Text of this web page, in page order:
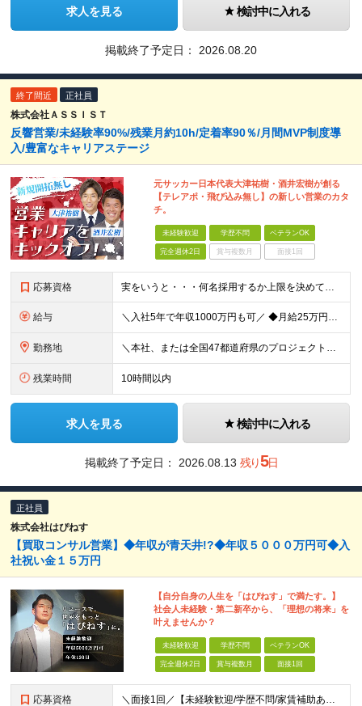
求人を見る 検討中に入れる
掲載終了予定日： 2026.08.20
終了間近 正社員
株式会社ＡＳＳＩＳＴ
反響営業/未経験率90%/残業月約10h/定着率90％/月間MVP制度導
入/豊富なキャリアステージ
元サッカー日本代表大津祐樹・酒井宏樹が創る
【テレアポ・飛び込み無し】の新しい営業のカタ
チ。
未経験歓迎 学歴不問 ベテランOK
完全週休2日 賞与複数月 面接1回
応募資格 実をいうと・・・何名採用するか上限を決めていません！ なので、カルチャーフィットする方は【全員採用】します！ ＼弊社のカルチャーに合う方／ □人に喜んでもらうことが好き □何かに打ち込む人を応援した
給与 ＼入社5年で年収1000万円も可／ ◆月給25万円～70万円＋賞与 ※経験・能力などを考慮の上、決定いたします。 ※残業代は別途全額支給いたします。 ※試用期間は6ヶ月です。その間の雇用形態は契約
勤務地 ＼本社、または全国47都道府県のプロジェクト先／ ◎希望に合わせた勤務地でご活躍いただけます！ ◎引っ越しを伴う転勤はございません。 【本社】 東京都中央区銀座1-7-16 コミット銀座ビル4F
残業時間 10時間以内
求人を見る 検討中に入れる
掲載終了予定日： 2026.08.13 残り5日
正社員
株式会社はぴねす
【買取コンサル営業】◆年収が青天井!?◆年収５０００万円可◆入
社祝い金１５万円
【自分自身の人生を「はぴねす」で満たす。】
社会人未経験・第二新卒から、「理想の将来」を
叶えませんか？
未経験歓迎 学歴不問 ベテランOK
完全週休2日 賞与複数月 面接1回
応募資格 ＼面接1回／【未経験歓迎/学歴不問/家賃補助あり】 社会人デビューや、ここからのキャリアアップを実現したい方 人柄を重視した採用を行っています。 書類選考は厳格ではなく、面接は基本1回！ スピーディ